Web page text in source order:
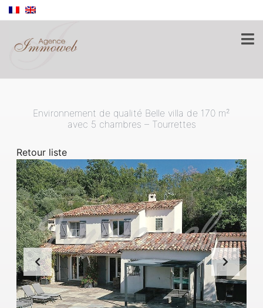
Environnement de qualité Belle villa de 170 m²
avec 5 chambres – Tourrettes
Retour liste